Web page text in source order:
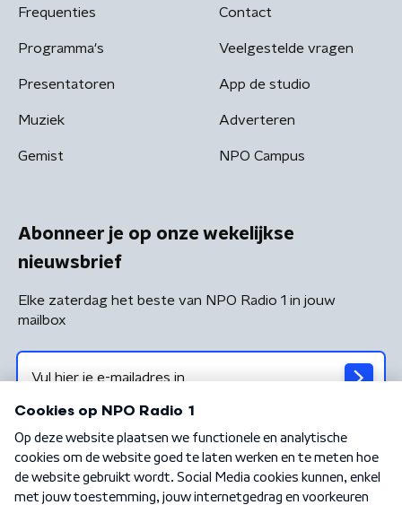
Frequenties
Programma's
Presentatoren
Muziek
Gemist
Contact
Veelgestelde vragen
App de studio
Adverteren
NPO Campus
Abonneer je op onze wekelijkse
nieuwsbrief
Elke zaterdag het beste van NPO Radio 1 in jouw
mailbox
Algemene voorwaarden